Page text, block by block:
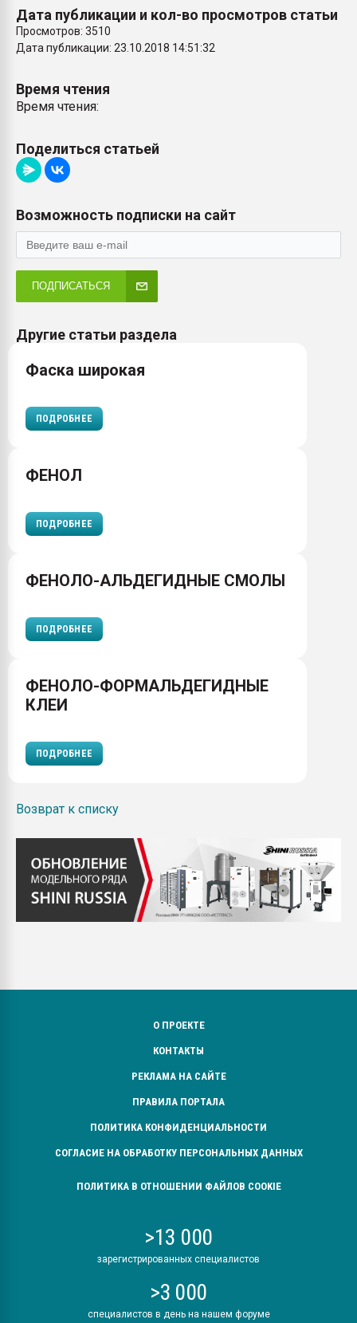
Дата публикации и кол-во просмотров статьи
Просмотров: 3510
Дата публикации: 23.10.2018 14:51:32
Время чтения
Время чтения:
Поделиться статьей
Возможность подписки на сайт
ПОДПИСАТЬСЯ
Другие статьи раздела
Фаска широкая
ПОДРОБНЕЕ
ФЕНОЛ
ПОДРОБНЕЕ
ФЕНОЛО-АЛЬДЕГИДНЫЕ СМОЛЫ
ПОДРОБНЕЕ
ФЕНОЛО-ФОРМАЛЬДЕГИДНЫЕ
КЛЕИ
ПОДРОБНЕЕ
Возврат к списку
О ПРОЕКТЕ
КОНТАКТЫ
РЕКЛАМА НА САЙТЕ
ПРАВИЛА ПОРТАЛА
ПОЛИТИКА КОНФИДЕНЦИАЛЬНОСТИ
СОГЛАСИЕ НА ОБРАБОТКУ ПЕРСОНАЛЬНЫХ ДАННЫХ
ПОЛИТИКА В ОТНОШЕНИИ ФАЙЛОВ COOKIE
>13 000
зарегистрированных специалистов
>3 000
специалистов в день на нашем форуме